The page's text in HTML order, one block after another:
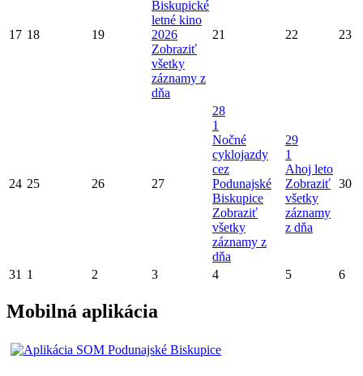
17 18 19
Biskupické
letné kino
2026
Zobraziť
všetky
záznamy z
dňa
21 22 23
24 25 26 27
28
1
Nočné
cyklojazdy
cez
Podunajské
Biskupice
Zobraziť
všetky
záznamy z
dňa
29
1
Ahoj leto
Zobraziť
všetky
záznamy
z dňa
30
31 1 2 3 4 5 6
Mobilná aplikácia